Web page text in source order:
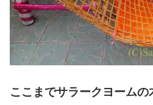
ここまでサラークヨーム